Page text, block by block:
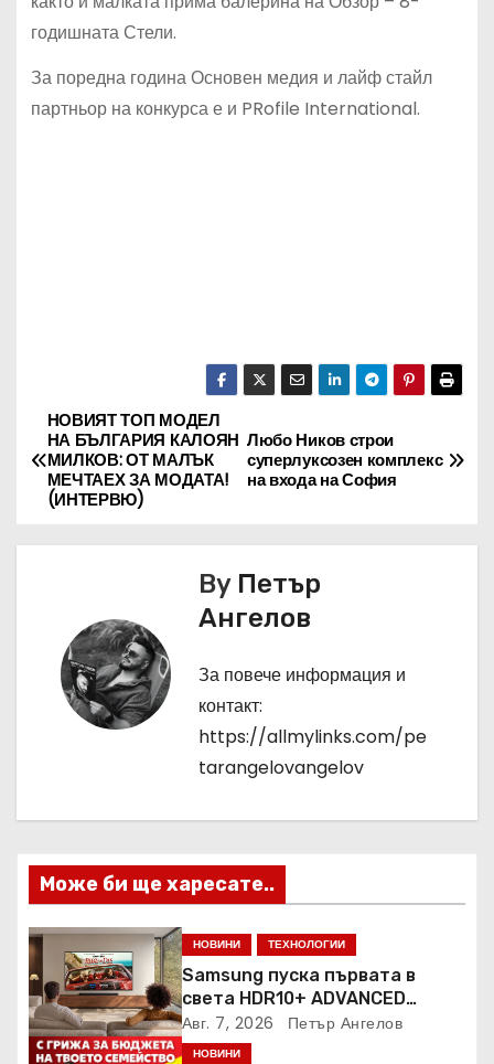
годишната Стели.
За поредна година Основен медия и лайф стайл
партньор на конкурса е и PRofile International.
Н
а
Любо Ников строи
суперлуксозен комплекс
на входа на София
НОВИЯТ ТОП МОДЕЛ
НА БЪЛГАРИЯ КАЛОЯН
МИЛКОВ: ОТ МАЛЪК
МЕЧТАЕХ ЗА МОДАТА!
(ИНТЕРВЮ)
By Петър
Ангелов
За повече информация и
контакт:
https://allmylinks.com/pe
tarangelovangelov
Може би ще харесате..
НОВИНИ ТЕХНОЛОГИИ
Samsung пуска първата в
света HDR10+ ADVANCED
стрийминг услуга в Prime
Video
Авг. 7, 2026 Петър Ангелов
НОВИНИ